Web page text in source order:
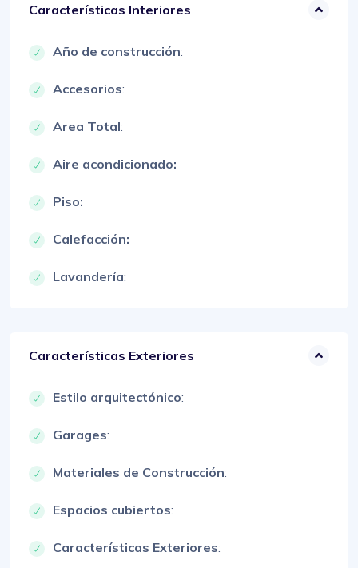
Características Interiores
Año de construcción:
Accesorios:
Area Total:
Aire acondicionado:
Piso:
Calefacción:
Lavandería:
Características Exteriores
Estilo arquitectónico:
Garages:
Materiales de Construcción:
Espacios cubiertos:
Características Exteriores: